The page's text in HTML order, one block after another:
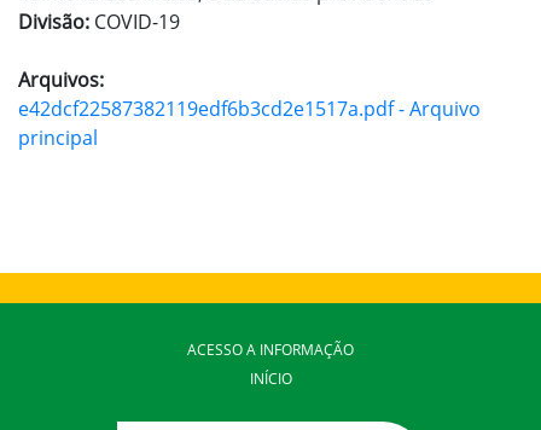
Divisão: COVID-19
Arquivos:
e42dcf22587382119edf6b3cd2e1517a.pdf - Arquivo
principal
ACESSO A INFORMAÇÃO
INÍCIO